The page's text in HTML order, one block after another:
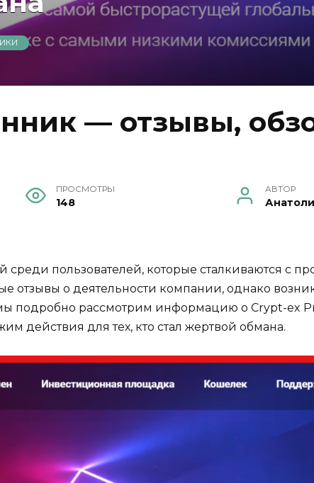
— отзывы,
ПРОСМОТРЫ
148
АВТОР
пользователей, которые сталкиваются с
отзывы о деятельности компании, однако
подробно рассмотрим информацию о Crypt-ex
действия для тех, кто стал жертвой обмана.